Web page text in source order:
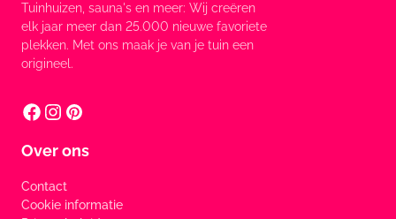
Tuinhuizen, sauna's en meer: Wij creëren
elk jaar meer dan 25.000 nieuwe favoriete
plekken. Met ons maak je van je tuin een
origineel.
Over ons
Contact
Cookie informatie